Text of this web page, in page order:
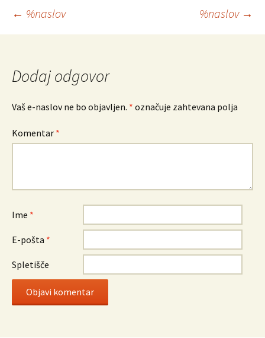
Krmarjenje
po
prispevkih
← %naslov %naslov →
Dodaj odgovor
Vaš e-naslov ne bo objavljen. * označuje zahtevana polja
Komentar *
Ime *
E-pošta *
Spletišče